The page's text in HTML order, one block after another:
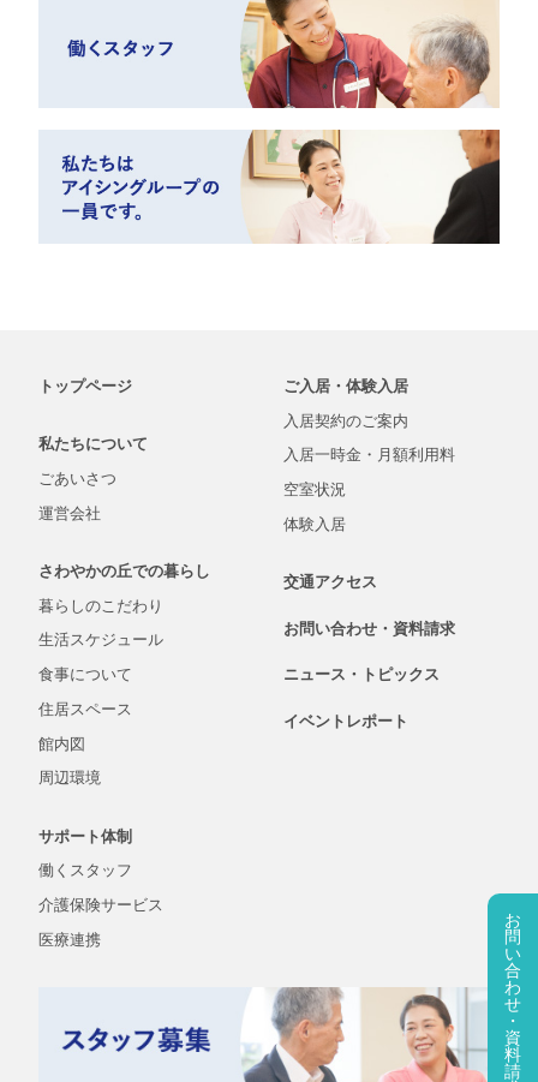
お
問
い
合
わ
せ
・
資
料
請
トップページ
私たちについて
ごあいさつ
運営会社
さわやかの丘での暮らし
暮らしのこだわり
生活スケジュール
食事について
住居スペース
館内図
周辺環境
サポート体制
働くスタッフ
介護保険サービス
医療連携
ご入居・体験入居
入居契約のご案内
入居一時金・ 月額利用料
空室状況
体験入居
交通アクセス
お問い合わせ・ 資料請求
ニュース・ トピックス
イベントレポート